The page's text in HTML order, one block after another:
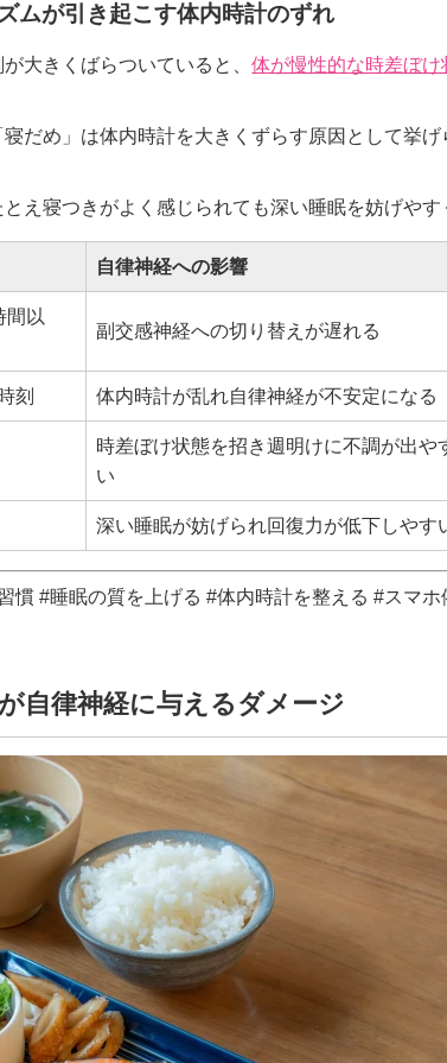
ムが引き起こす体内時計のずれ
大きくばらついていると、体が慢性的な時差ぼ
だめ」は体内時計を大きくずらす原因として挙
とえ寝つきがよく感じられても深い睡眠を妨げや
自律神経への影響
間以
副交感神経への切り替えが遅れる
刻 体内時計が乱れ自律神経が不安定になる
時差ぼけ状態を招き週明けに不調が出や
い
深い睡眠が妨げられ回復力が低下しやす
慣 #睡眠の質を上げる #体内時計を整える #スマ
自律神経に与えるダメージ